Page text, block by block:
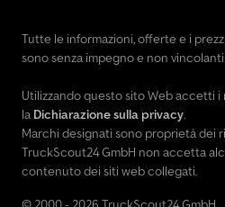
Tutte le informazioni, offerte e i
sono senza impegno e non vincolanti!
Utilizzando questo sito Web accetti i
la Dichiarazione sulla privacy.
Marchi designati sono proprietà dei
TruckScout24 GmbH non accetta
contenuto dei siti web collegati.